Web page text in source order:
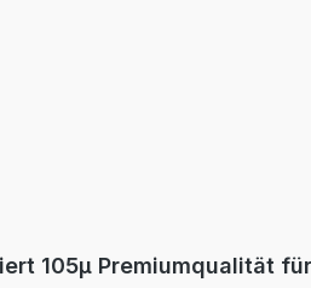
105µ Premiumqualität